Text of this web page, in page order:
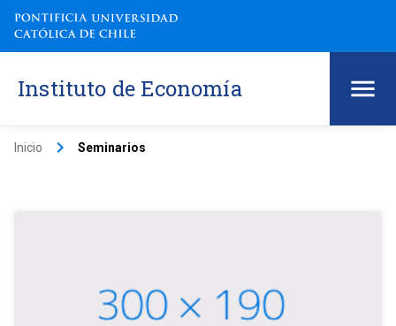
Instituto de Economía
Inicio keyboard_arrow_right Seminarios